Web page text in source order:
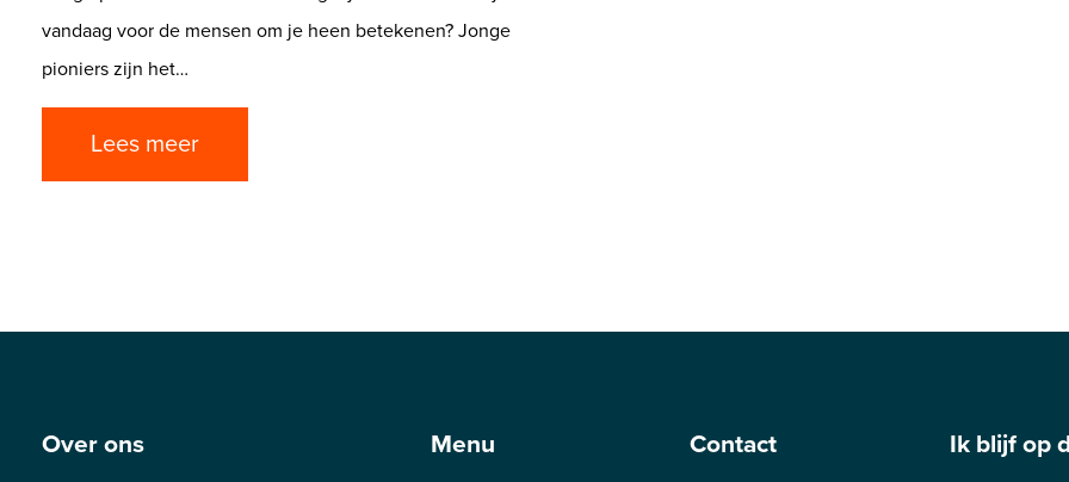
vandaag voor de mensen om je heen betekenen? Jonge
pioniers zijn het…
Lees meer
Over ons Menu Contact Ik blijf op